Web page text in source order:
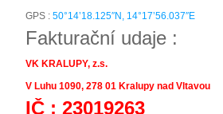
GPS : 50°14’18.125″N, 14°17’56.037″E
Fakturační udaje :
VK KRALUPY, z.s.
V Luhu 1090, 278 01 Kralupy nad Vltavou
IČ : 23019263